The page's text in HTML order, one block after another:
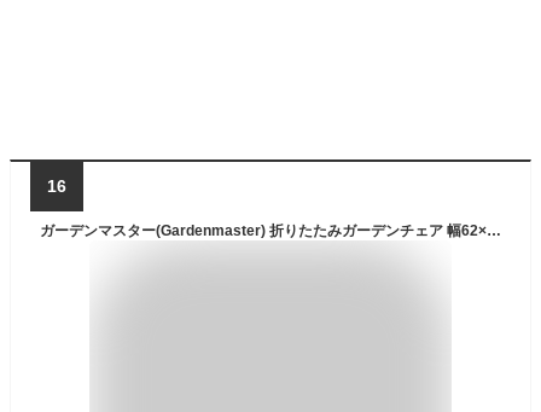
16
ガーデンマスター(Gardenmaster) 折りたたみガーデンチェア 幅62×奥行65×高さ105cm フォールディングチェア 木製 リクライニング7段階 メッシュ仕様 お庭 ベランダ テラス バルコニー MFC-259D(BK) ブラック